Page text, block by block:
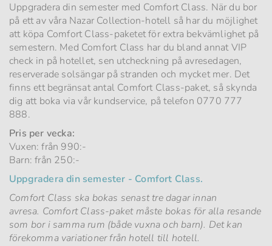
Uppgradera din semester med Comfort Class. När du bor
på ett av våra Nazar Collection-hotell så har du möjlighet
att köpa Comfort Class-paketet för extra bekvämlighet på
semestern. Med Comfort Class har du bland annat VIP
check in på hotellet, sen utcheckning på avresedagen,
reserverade solsängar på stranden och mycket mer. Det
finns ett begränsat antal Comfort Class-paket, så skynda
dig att boka via vår kundservice, på telefon 0770 777
888.
Pris per vecka:
Vuxen: från 990:-
Barn: från 250:-
Uppgradera din semester - Comfort Class.
Comfort Class ska bokas senast tre dagar innan
avresa. Comfort Class-paket måste bokas för alla resande
som bor i samma rum (både vuxna och barn). Det kan
förekomma variationer från hotell till hotell.